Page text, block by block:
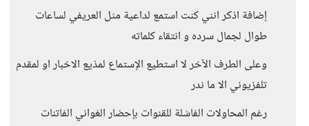
إضافة اذكر انني كنت استمع لداعية مثل العريفي لساعات
طوال لجمال سرده و انتقاء كلماته
وعلى الطرف الآخر لا استطيع الإستماع لمذيع الاخبار او لمقدم
تلفزيوني الا ما ندر
رغم المحاولات الفاشلة للقنوات بإحضار الغواني الفاتنات